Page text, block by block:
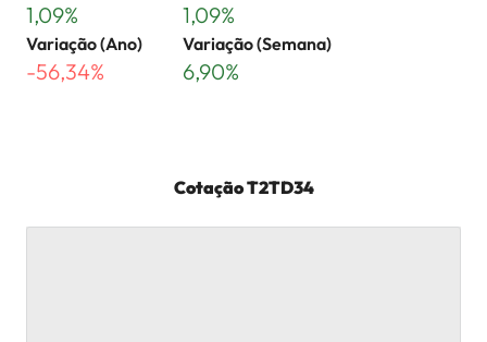
1,09% 1,09%
Variação (Ano)
-56,34%
Variação (Semana)
6,90%
CotaçãoT2TD34